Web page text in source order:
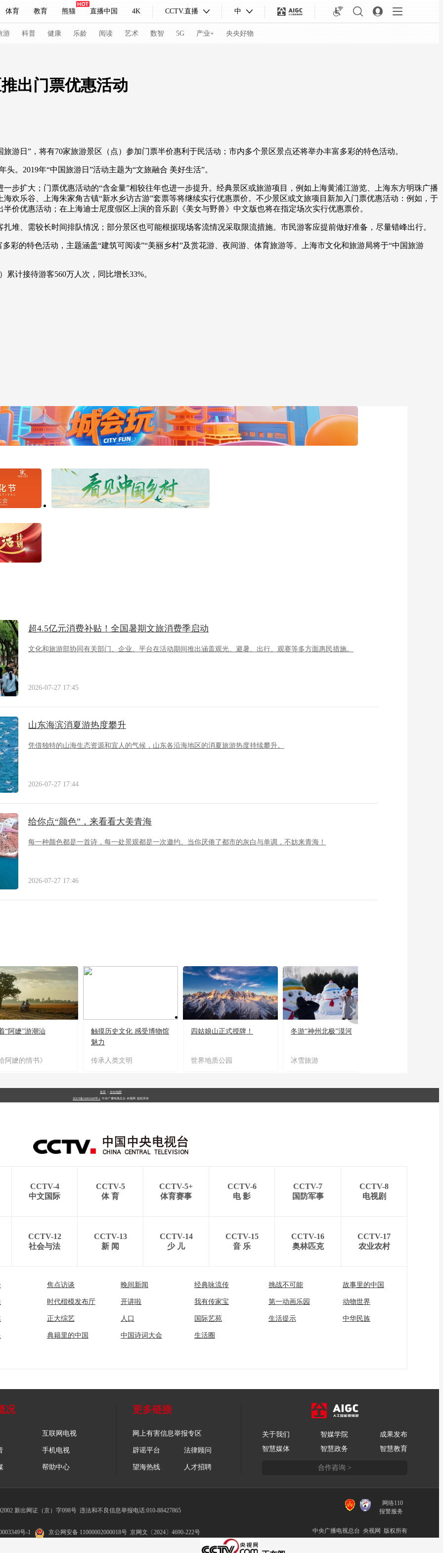
体育 教育 熊猫 直播中国 4K CCTV.直播 中
妙语 热解读 天天学习
持人 下载央视影音
游 科普 健康 乐龄 阅读 艺术 数智 5G 产业+ 央央好物
道 VR/AR 4K专区 全景新闻
入列 人生第一次 人生第二次
会 CBA NBA 中超 国足 国际足球 网球 综合体育 亚冬会
体育江湖 文化体育 冰雪道路 足球道路
出门票优惠活动
日”，将有70家旅游景区（点）参加门票半价惠利于民活动；市内多个景区景点还将举办丰富多彩的特色活动。
2019年“中国旅游日”活动主题为“文旅融合 美好生活”。
扩大；门票优惠活动的“含金量”相较往年也进一步提升。经典景区或旅游项目，例如上海黄浦江游览、上海东方明珠广播
欢乐谷、上海朱家角古镇“新水乡访古游”套票等将继续实行优惠票价。不少景区或文旅项目新加入门票优惠活动：例如，于
价优惠活动；在上海迪士尼度假区上演的音乐剧《美女与野兽》中文版也将在指定场次实行优惠票价。
、需较长时间排队情况；部分景区也可能根据现场客流情况采取限流措施。市民游客应提前做好准备，尽量错峰出行。
的特色活动，主题涵盖“建筑可阅读”“美丽乡村”及赏花游、夜间游、体育旅游等。上海市文化和旅游局将于“中国旅游
计接待游客560万人次，同比增长33%。
超4.5亿元消费补贴！全国暑期文旅消费季启动
文化和旅游部协同有关部门、企业、平台在活动期间推出涵盖观光、避暑、出行、观赛等多方面惠民措施。
2026-07-27 17:45
山东海滨消夏游热度攀升
凭借独特的山海生态资源和宜人的气候，山东各沿海地区的消夏旅游热度持续攀升。
2026-07-27 17:44
给你点“颜色”，来看看大美青海
每一种颜色都是一首诗，每一处景观都是一次邀约。当你厌倦了都市的灰白与单调，不妨来青海！
2026-07-27 17:46
“阿嬷”游潮汕
阿嬷的情书》
触摸历史文化 感受博物馆
魅力
传承人类文明
四姑娘山正式授牌！
世界地质公园
冬游“神州北极”漠河
冰雪旅游
首页 全站地图
京ICP备10003349号-1 中央广播电视总台 央视网 版权所有
CCTV-4
中文国际
CCTV-5
体 育
CCTV-5+
体育赛事
CCTV-6
电 影
CCTV-7
国防军事
CCTV-8
电视剧
CCTV-12
社会与法
CCTV-13
新 闻
CCTV-14
少 儿
CCTV-15
音 乐
CCTV-16
奥林匹克
CCTV-17
农业农村
焦点访谈 晚间新闻 经典咏流传 挑战不可能 故事里的中国
时代楷模发布厅 开讲啦 我有传家宝 第一动画乐园 动物世界
正大综艺 人口 国际艺苑 生活提示 中华民族
典籍里的中国 中国诗词大会 生活圈
况
互联网电视
手机电视
帮助中心
更多链接
网上有害信息举报专区
辟谣平台 法律顾问
望海热线 人才招聘
关于我们 智媒学院
成果发布
智慧媒体
智慧政务 智慧教育
合作咨询 >
新出网证（京）字098号 违法和不良信息举报电话:010-88427865
号-1 京公网安备 11000002000018号 京网文〔2024〕4690-222号
网络110
报警服务
中央广播电视总台 央视网 版权所有